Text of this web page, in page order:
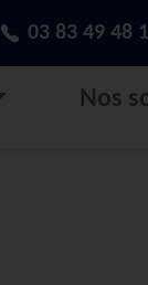
03 83 49 48
Nos